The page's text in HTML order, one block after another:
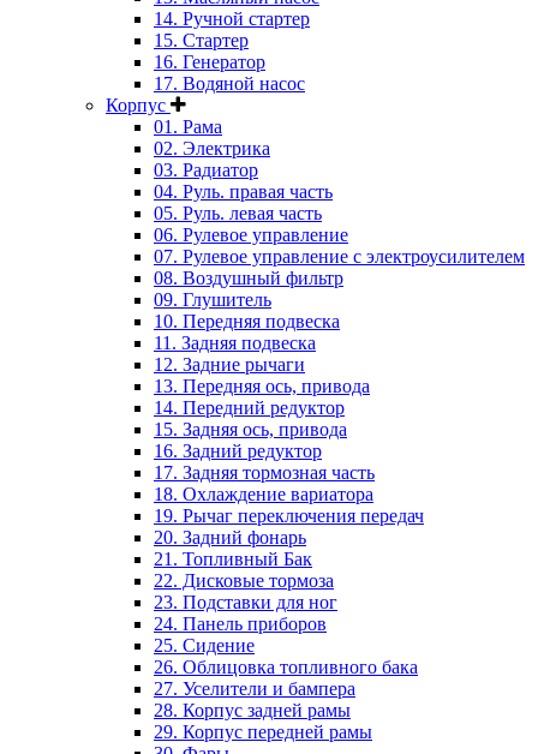
14. Ручной стартер
15. Стартер
16. Генератор
17. Водяной насос
Корпус
01. Рама
02. Электрика
03. Радиатор
04. Руль. правая часть
05. Руль. левая часть
06. Рулевое управление
07. Рулевое управление с электроусилителем
08. Воздушный фильтр
09. Глушитель
10. Передняя подвеска
11. Задняя подвеска
12. Задние рычаги
13. Передняя ось, привода
14. Передний редуктор
15. Задняя ось, привода
16. Задний редуктор
17. Задняя тормозная часть
18. Охлаждение вариатора
19. Рычаг переключения передач
20. Задний фонарь
21. Топливный Бак
22. Дисковые тормоза
23. Подставки для ног
24. Панель приборов
25. Сидение
26. Облицовка топливного бака
27. Уселители и бампера
28. Корпус задней рамы
29. Корпус передней рамы